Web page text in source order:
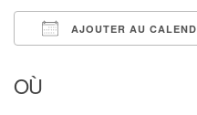
AJOUTER AU
OÙ